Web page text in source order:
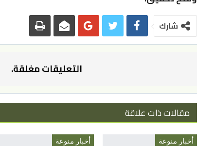
شارك
التعليقات مغلقة.
مقالات ذات علاقة
أخبار منوعة أخبار منوعة